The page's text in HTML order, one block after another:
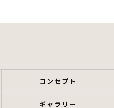
コンセプト
ギャラリー